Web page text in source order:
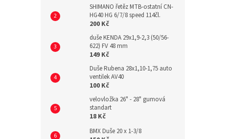
SHIMANO řetěz MTB-ostatní CN-
HG40 HG 6/7/8 speed 114čl.
200 Kč
duše KENDA 29x1,9-2,3 (50/56-
622) FV 48 mm
149 Kč
Duše Rubena 28x1,10-1,75 auto
ventilek AV40
100 Kč
velovložka 26" - 28" gumová
standart
18 Kč
BMX Duše 20 x 1-3/8